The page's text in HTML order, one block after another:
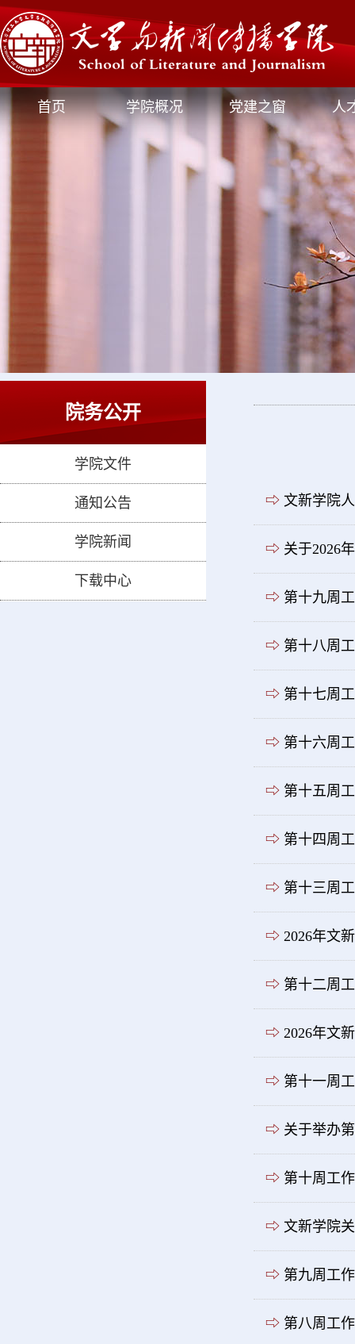
首页 学院概况 党建之窗 人
院务公开
学院文件
通知公告
学院新闻
下载中心
⇨ 文新学院
⇨ 关于2026
⇨ 第十九周
⇨ 第十八周
⇨ 第十七周
⇨ 第十六周
⇨ 第十五周
⇨ 第十四周
⇨ 第十三周
⇨ 2026年文
⇨ 第十二周
⇨ 2026年文
⇨ 第十一周
⇨ 关于举办
⇨ 第十周工
⇨ 文新学院
⇨ 第九周工
⇨ 第八周工